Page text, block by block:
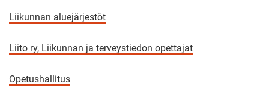
Liikunnan aluejärjestöt
Liito ry, Liikunnan ja terveystiedon opettajat
Opetushallitus